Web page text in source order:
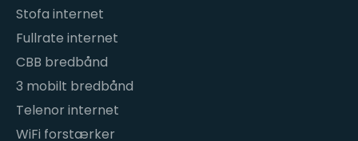
Stofa internet
Fullrate internet
CBB bredbånd
3 mobilt bredbånd
Telenor internet
WiFi forstærker